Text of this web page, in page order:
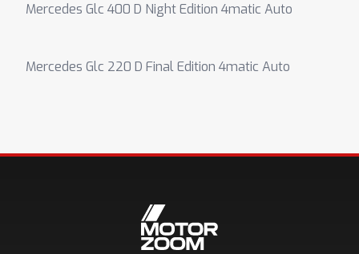
Mercedes Glc 400 D Night Edition 4matic Auto
Mercedes Glc 220 D Final Edition 4matic Auto